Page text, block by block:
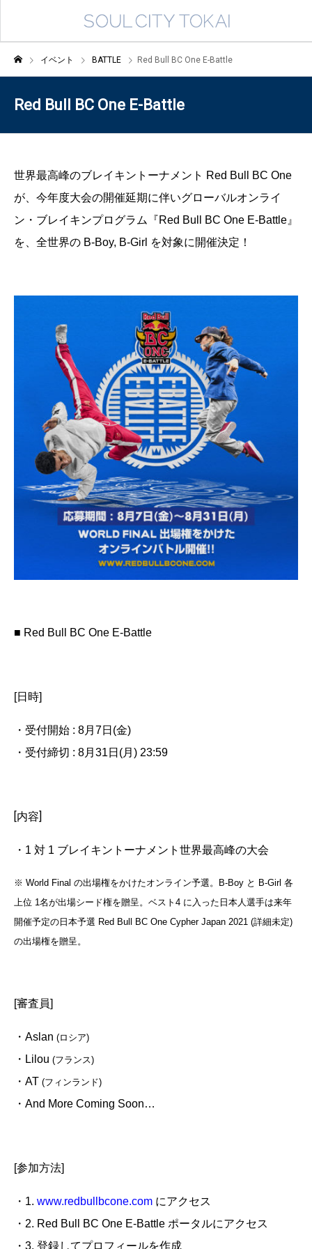
イベント BATTLE Red Bull BC One E-Battle
Red Bull BC One E-Battle
世界最高峰のブレイキントーナメント Red Bull BC One
が、今年度大会の開催延期に伴いグローバルオンライ
ン・ブレイキンプログラム『Red Bull BC One E-Battle』
を、全世界の B-Boy, B-Girl を対象に開催決定！
■ Red Bull BC One E-Battle
[日時]
・受付開始 : 8月7日(金)
・受付締切 : 8月31日(月) 23:59
[内容]
・1 対 1 ブレイキントーナメント世界最高峰の大会
※ World Final の出場権をかけたオンライン予選。B-Boy と B-Girl 各
上位 1名が出場シード権を贈呈。ベスト4 に入った日本人選手は来年
開催予定の日本予選 Red Bull BC One Cypher Japan 2021 (詳細未定)
の出場権を贈呈。
[審査員]
・Aslan (ロシア)
・Lilou (フランス)
・AT (フィンランド)
・And More Coming Soon…
[参加方法]
・1. www.redbullbcone.com にアクセス
・2. Red Bull BC One E-Battle ポータルにアクセス
・3. 登録してプロフィールを作成